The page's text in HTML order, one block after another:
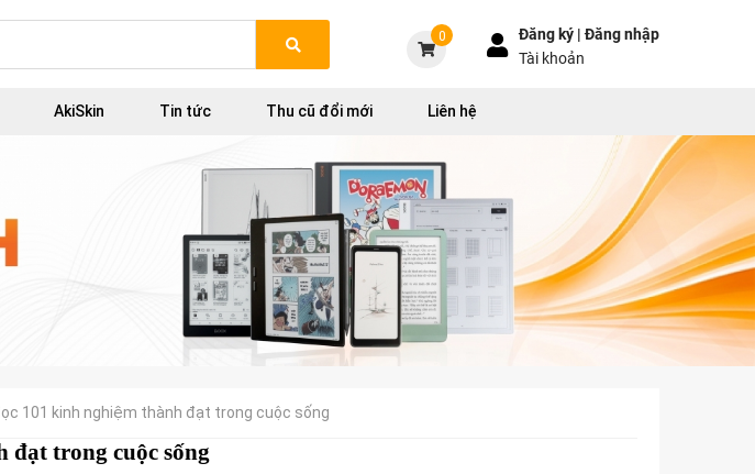
0 Đăng ký |Đăng nhập
Tài khoản
AkiSkin Tin tức Thu cũ đổi mới Liên hệ
101 kinh nghiệm thành đạt trong cuộc sống
đạt trong cuộc sống